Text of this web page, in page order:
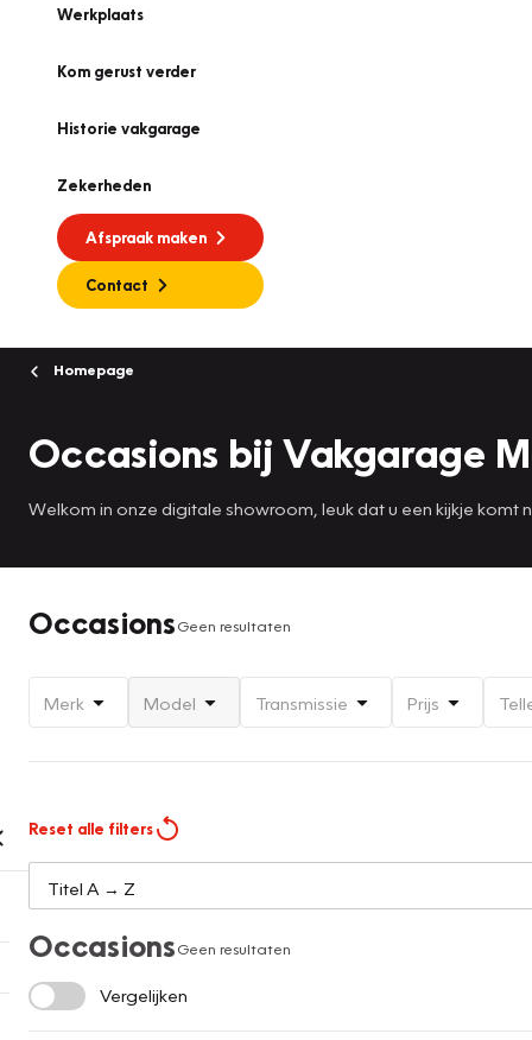
Werkplaats
Kom gerust verder
Historie vakgarage
Zekerheden
Afspraak maken
Contact
Homepage
Occasions bij Vakgarage
Welkom in onze digitale showroom, leuk dat u een kijkje komt
OccasionsGeen resultaten
Merk Model Transmissie Prijs
Reset alle filters
OccasionsGeen resultaten
Vergelijken